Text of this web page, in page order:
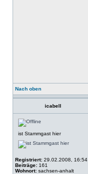
Nach oben
icabell
ist Stammgast hier
Registriert: 29.02.2008, 16:54
Beiträge: 161
Wohnort: sachsen-anhalt